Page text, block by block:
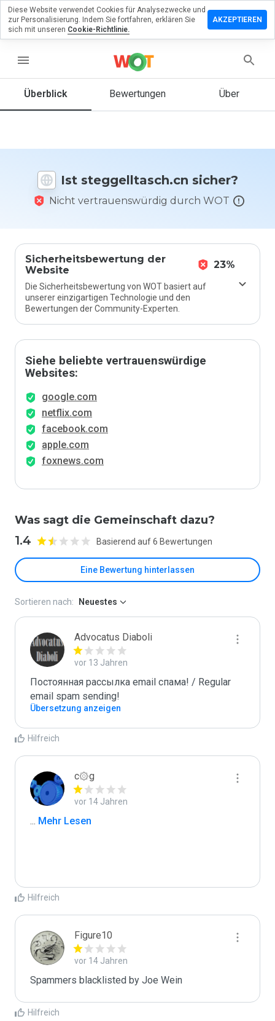
menu
Überblick Bewertungen Über
Ist steggelltasch.cn sicher?
Nicht vertrauenswürdig durch WOT
Sicherheitsbewertung der
Website
23%
Die Sicherheitsbewertung von WOT basiert auf
unserer einzigartigen Technologie und den
Bewertungen der Community-Experten.
Siehe beliebte vertrauenswürdige
Websites:
google.com
netflix.com
facebook.com
apple.com
foxnews.com
Was sagt die Gemeinschaft dazu?
1.4 Basierend auf 6 Bewertungen
Eine Bewertung hinterlassen
zu
Sie diese
auf einer
Skala von
1 bis 5
bewerten?
Sortieren nach: Neuestes
Advocatus Diaboli
vor 13 Jahren
Постоянная рассылка email спама! / Regular
email spam sending!
Übersetzung anzeigen
Hilfreich
c۞g
vor 14 Jahren
... Mehr Lesen
Hilfreich
Figure10
vor 14 Jahren
Spammers blacklisted by Joe Wein
Hilfreich
Diese Website verwendet Cookies für Analysezwecke und
zur Personalisierung. Indem Sie fortfahren, erklären Sie
sich mit unseren Cookie-Richtlinie.
AKZEPTIEREN